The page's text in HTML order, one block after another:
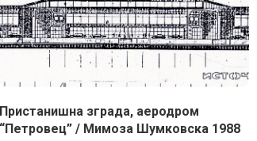
Пристанишна зграда, аеродром
“Петровец” / Мимоза Шумковска 1988